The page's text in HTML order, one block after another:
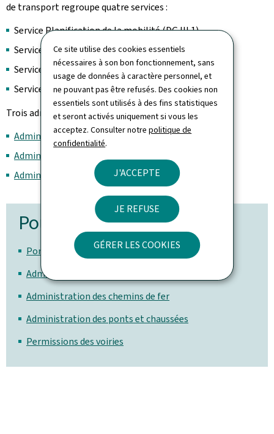
Ce site utilise des cookies essentiels
nécessaires à son bon fonctionnement, sans
usage de données à caractère personnel, et
ne pouvant pas être refusés. Des cookies non
essentiels sont utilisés à des fins statistiques
et seront activés uniquement si vous les
acceptez. Consulter notrepolitique de
confidentialité.
J'ACCEPTE
JE REFUSE
GÉRER LES COOKIES
de transport regroupe quatre services :
Service Planification de la mobilité (DG III.1)
Service Chemins de fer (DG III.2)
Service Voirie (DG III.3)
Service Circulation et sécurité routière (DG III.4)
Trois administrations y sont rattachées :
Administration des transports publics
Administration des chemins de fer
Administration des ponts et chaussées
Pour en savoir plus
Portail de la mobilité et des transports
Administration des transports publics
Administration des chemins de fer
Administration des ponts et chaussées
Permissions des voiries